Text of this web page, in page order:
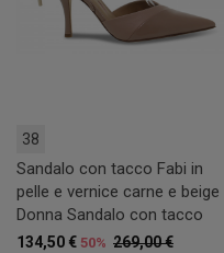
38
Sandalo con tacco Fabi in
pelle e vernice carne e beige
Donna Sandalo con tacco
269,00 €
134,50 € 50%